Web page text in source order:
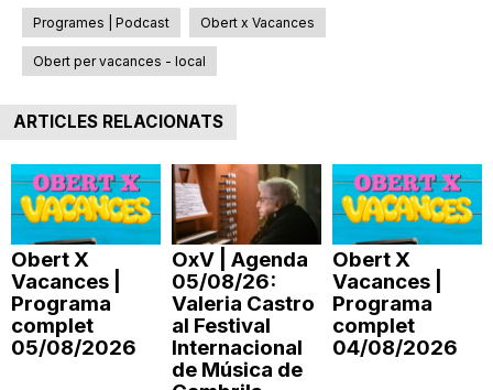
Programes | Podcast Obert x Vacances
Obert per vacances - local
ARTICLES RELACIONATS
Obert X
Vacances |
Programa
complet
05/08/2026
OxV | Agenda
05/08/26:
Valeria Castro
al Festival
Internacional
de Música de
Obert X
Vacances |
Programa
complet
04/08/2026